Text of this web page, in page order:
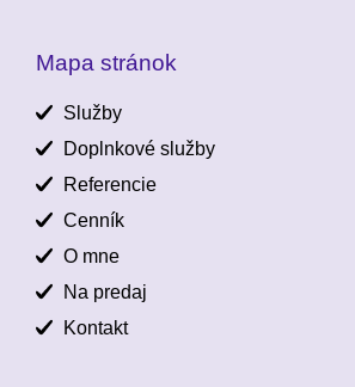
Mapa stránok
Služby
Doplnkové služby
Referencie
Cenník
O mne
Na predaj
Kontakt